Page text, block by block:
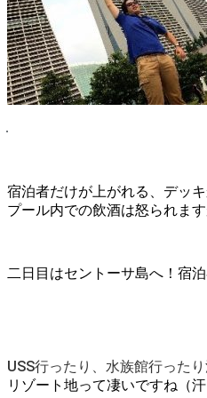
宿泊者だけが上がれる、デッ
プール内での飲酒は怒られます
二日目はセントーサ島へ！宿
USS行ったり、水族館行ったり
リゾート地って凄いですね（汗